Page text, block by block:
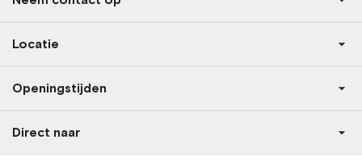
Locatie
Openingstijden
Direct naar